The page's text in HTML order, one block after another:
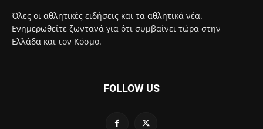
Όλες οι αθλητικές ειδήσεις και τα αθλητικά νέα.
Ενημερωθείτε ζωντανά για ότι συμβαίνει τώρα στην
Ελλάδα και τον Κόσμο.
FOLLOW US